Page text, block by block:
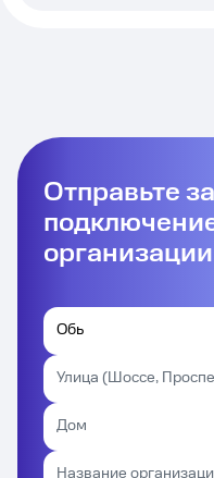
Отправьте
организации